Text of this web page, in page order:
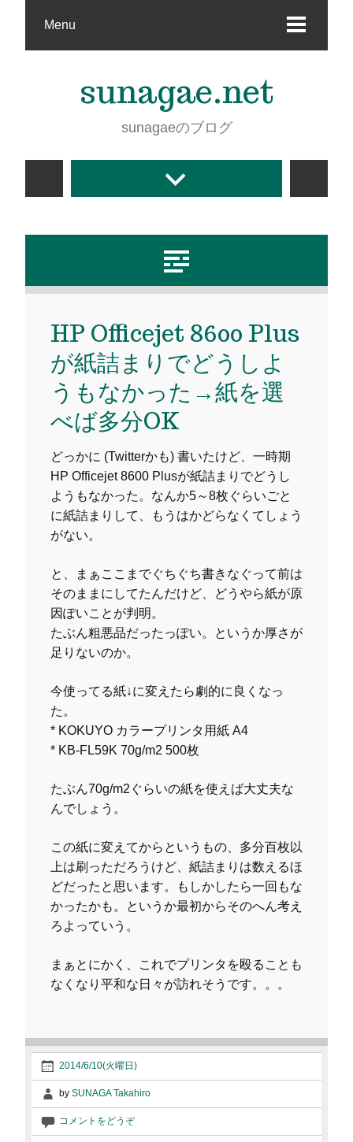
Menu
sunagae.net
sunagaeのブログ
HP Officejet 8600 Plus
が紙詰まりでどうしよ
うもなかった→紙を選
べば多分OK
どっかに (Twitterかも) 書いたけど、一時期
HP Officejet 8600 Plusが紙詰まりでどうし
ようもなかった。なんか5～8枚ぐらいごと
に紙詰まりして、もうはかどらなくてしょう
がない。
と、まぁここまでぐちぐち書きなぐって前は
そのままにしてたんだけど、どうやら紙が原
因ぽいことが判明。
たぶん粗悪品だったっぽい。というか厚さが
足りないのか。
今使ってる紙↓に変えたら劇的に良くなっ
た。
* KOKUYO カラープリンタ用紙 A4
* KB-FL59K 70g/m2 500枚
たぶん70g/m2ぐらいの紙を使えば大丈夫な
んでしょう。
この紙に変えてからというもの、多分百枚以
上は刷っただろうけど、紙詰まりは数えるほ
どだったと思います。もしかしたら一回もな
かったかも。というか最初からそのへん考え
ろよっていう。
まぁとにかく、これでプリンタを殴ることも
なくなり平和な日々が訪れそうです。。。
2014/6/10(火曜日)
by SUNAGA Takahiro
コメントをどうぞ